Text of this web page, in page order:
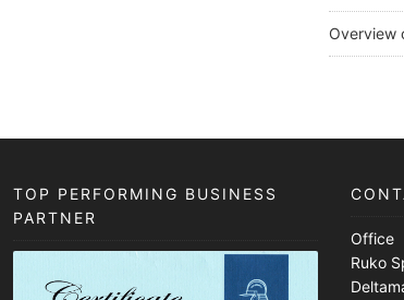
Overview
TOP PERFORMING BUSINESS
PARTNER
Office
Ruko